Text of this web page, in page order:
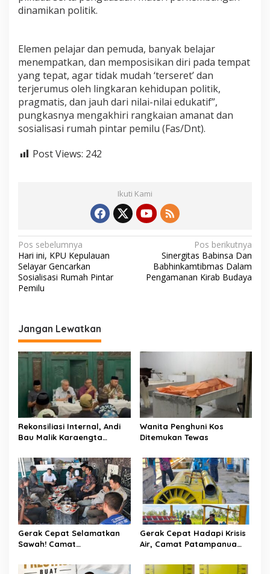
dinamikan politik.
Elemen pelajar dan pemuda, banyak belajar
menempatkan, dan memposisikan diri pada tempat
yang tepat, agar tidak mudah ‘terseret’ dan
terjerumus oleh lingkaran kehidupan politik,
pragmatis, dan jauh dari nilai-nilai edukatif”,
pungkasnya mengakhiri rangkaian amanat dan
sosialisasi rumah pintar pemilu (Fas/Dnt).
Post Views: 242
Ikuti Kami
N
a
v
i
a
s
i
p
o
s
Pos sebelumnya
Hari ini, KPU Kepulauan
Selayar Gencarkan
Sosialisasi Rumah Pintar
Pemilu
Pos berikutnya
Sinergitas Babinsa Dan
Babhinkamtibmas Dalam
Pengamanan Kirab Budaya
Jangan Lewatkan
Rekonsiliasi Internal, Andi
Bau Malik Karaengta
Pertemuan Darurat Tokoh
Adat Gowa
Wanita Penghuni Kos
Ditemukan Tewas
Gerak Cepat Selamatkan
Sawah! Camat
Kementerian Bahas Solusi
Gerak Cepat Hadapi Krisis
Air, Camat Patampanua
Demi Selamatkan Ribuan